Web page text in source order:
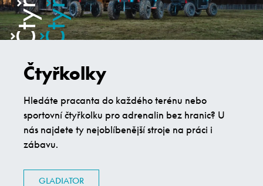
Čtyřkolky
Hledáte pracanta do každého terénu nebo
sportovní čtyřkolku pro adrenalin bez hranic? U
nás najdete ty nejoblíbenější stroje na práci i
zábavu.
GLADIATOR